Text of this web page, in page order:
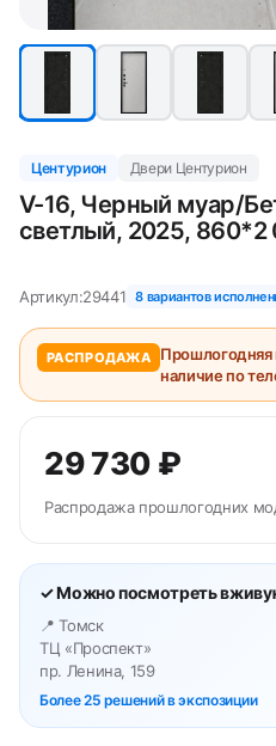
Центурион Двери Центурион
V-16, Черный муар/
светлый, 2025, 860*2
Артикул:29441 8 вариантов
РАСПРОДАЖА
Прошлогодняя
наличие по
29 730 ₽
Распродажа прошлогодних
✓ Можно посмотреть
📍 Томск
ТЦ «Проспект»
пр. Ленина, 159
Более 25 решений в экспозиции